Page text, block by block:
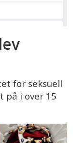
for seksuell
på i over 15